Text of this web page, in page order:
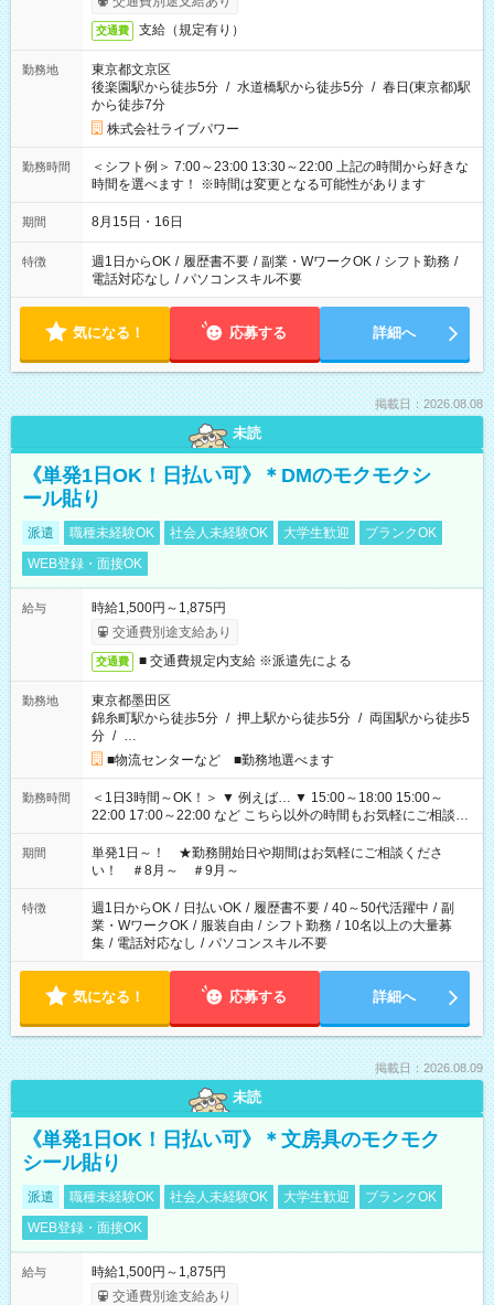
交通費 支給（規定有り）
勤務地
東京都文京区
後楽園駅から徒歩5分 / 水道橋駅から徒歩5分 / 春日(東京都)駅
から徒歩7分
株式会社ライブパワー
勤務時間
＜シフト例＞ 7:00～23:00 13:30～22:00 上記の時間から好きな
時間を選べます！ ※時間は変更となる可能性があります
期間 8月15日・16日
特徴 週1日からOK / 履歴書不要 / 副業・WワークOK / シフト勤務 /
電話対応なし / パソコンスキル不要
気になる！ 応募する 詳細へ
掲載日：2026.08.08
未読
《単発1日OK！日払い可》＊DMのモクモクシ
ール貼り
派遣 職種未経験OK 社会人未経験OK 大学生歓迎
ブランクOK
WEB登録・面接OK
給与
時給1,500円～1,875円
交通費別途支給あり
交通費 ■ 交通費規定内支給 ※派遣先による
勤務地
東京都墨田区
錦糸町駅から徒歩5分 / 押上駅から徒歩5分 / 両国駅から徒歩5
分 / …
■物流センターなど ■勤務地選べます
勤務時間
＜1日3時間～OK！＞ ▼ 例えば… ▼ 15:00～18:00 15:00～
22:00 17:00～22:00 など こちら以外の時間もお気軽にご相談く
ださい！
期間
単発1日～！ ★勤務開始日や期間はお気軽にご相談くださ
い！ ＃8月～ ＃9月～
特徴 週1日からOK / 日払いOK / 履歴書不要 / 40～50代活躍中 / 副
業・WワークOK / 服装自由 / シフト勤務 / 10名以上の大量募
集 / 電話対応なし / パソコンスキル不要
気になる！ 応募する 詳細へ
掲載日：2026.08.09
未読
《単発1日OK！日払い可》＊文房具のモクモク
シール貼り
派遣 職種未経験OK 社会人未経験OK 大学生歓迎
ブランクOK
WEB登録・面接OK
給与
時給1,500円～1,875円
交通費別途支給あり